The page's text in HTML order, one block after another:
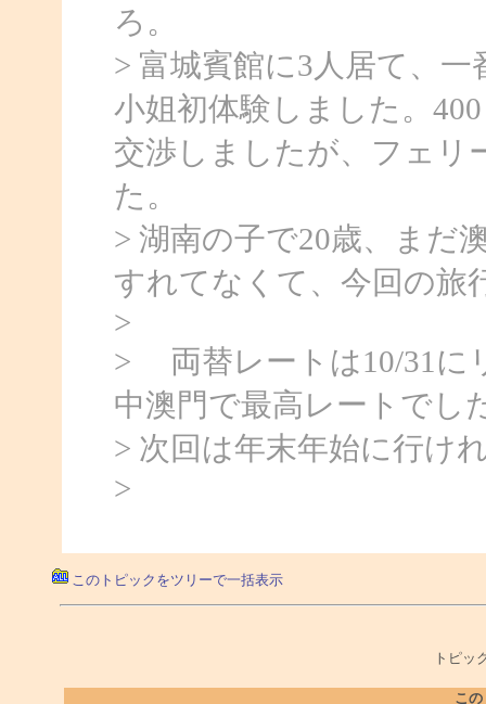
ろ。
> 富城賓館に3人居て、
小姐初体験しました。
交渉しましたが、フェリ
た。
> 湖南の子で20歳、まだ
すれてなくて、今回の旅
>
> 両替レートは10/31に
中澳門で最高レートでし
> 次回は年末年始に行け
>
このトピックをツリーで一括表示
トピッ
こ